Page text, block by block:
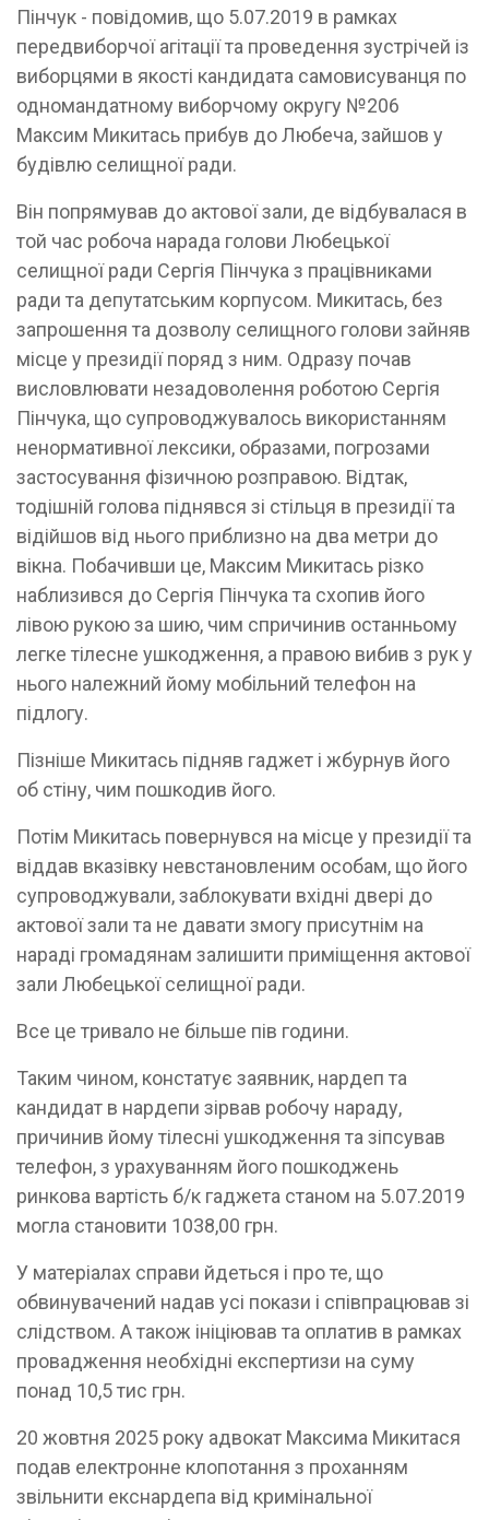
Пінчук - повідомив, що 5.07.2019 в рамках
передвиборчої агітації та проведення зустрічей із
виборцями в якості кандидата самовисуванця по
одномандатному виборчому округу №206
Максим Микитась прибув до Любеча, зайшов у
будівлю селищної ради.
Він попрямував до актової зали, де відбувалася в
той час робоча нарада голови Любецької
селищної ради Сергія Пінчука з працівниками
ради та депутатським корпусом. Микитась, без
запрошення та дозволу селищного голови зайняв
місце у президії поряд з ним. Одразу почав
висловлювати незадоволення роботою Сергія
Пінчука, що супроводжувалось використанням
ненормативної лексики, образами, погрозами
застосування фізичною розправою. Відтак,
тодішній голова піднявся зі стільця в президії та
відійшов від нього приблизно на два метри до
вікна. Побачивши це, Максим Микитась різко
наблизився до Сергія Пінчука та схопив його
лівою рукою за шию, чим спричинив останньому
легке тілесне ушкодження, а правою вибив з рук у
нього належний йому мобільний телефон на
підлогу.
Пізніше Микитась підняв гаджет і жбурнув його
об стіну, чим пошкодив його.
Потім Микитась повернувся на місце у президії та
віддав вказівку невстановленим особам, що його
супроводжували, заблокувати вхідні двері до
актової зали та не давати змогу присутнім на
нараді громадянам залишити приміщення актової
зали Любецької селищної ради.
Все це тривало не більше пів години.
Таким чином, констатує заявник, нардеп та
кандидат в нардепи зірвав робочу нараду,
причинив йому тілесні ушкодження та зіпсував
телефон, з урахуванням його пошкоджень
ринкова вартість б/к гаджета станом на 5.07.2019
могла становити 1038,00 грн.
У матеріалах справи йдеться і про те, що
обвинувачений надав усі покази і співпрацював зі
слідством. А також ініціював та оплатив в рамках
провадження необхідні експертизи на суму
понад 10,5 тис грн.
20 жовтня 2025 року адвокат Максима Микитася
подав електронне клопотання з проханням
звільнити екснардепа від кримінальної